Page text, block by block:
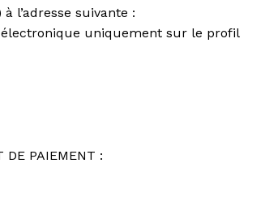
l’adresse suivante :
uniquement sur le profil
DE PAIEMENT :